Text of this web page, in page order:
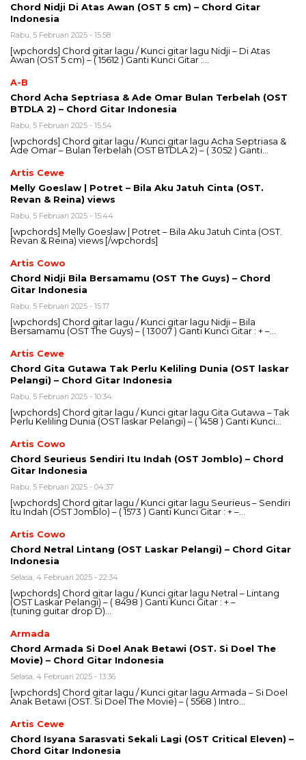
Chord Nidji Di Atas Awan (OST 5 cm) – Chord Gitar
Indonesia
Rabu, 5 Februari 2025 - 15:58
[wpchords] Chord gitar lagu / Kunci gitar lagu Nidji – Di Atas
Awan (OST 5 cm) – ( 15612 ) Ganti Kunci Gitar :…
A-B
Chord Acha Septriasa & Ade Omar Bulan Terbelah (OST
BTDLA 2) – Chord Gitar Indonesia
Rabu, 5 Februari 2025 - 15:54
[wpchords] Chord gitar lagu / Kunci gitar lagu Acha Septriasa &
Ade Omar – Bulan Terbelah (OST BTDLA 2) – ( 3052 ) Ganti…
Artis Cewe
Melly Goeslaw | Potret – Bila Aku Jatuh Cinta (OST.
Revan & Reina) views
Rabu, 5 Februari 2025 - 15:44
[wpchords] Melly Goeslaw | Potret – Bila Aku Jatuh Cinta (OST.
Revan & Reina) views [/wpchords]
Artis Cowo
Chord Nidji Bila Bersamamu (OST The Guys) – Chord
Gitar Indonesia
Rabu, 5 Februari 2025 - 15:17
[wpchords] Chord gitar lagu / Kunci gitar lagu Nidji – Bila
Bersamamu (OST The Guys) – ( 13007 ) Ganti Kunci Gitar : + –…
Artis Cewe
Chord Gita Gutawa Tak Perlu Keliling Dunia (OST laskar
Pelangi) – Chord Gitar Indonesia
Rabu, 5 Februari 2025 - 10:34
[wpchords] Chord gitar lagu / Kunci gitar lagu Gita Gutawa – Tak
Perlu Keliling Dunia (OST laskar Pelangi) – ( 1458 ) Ganti Kunci…
Artis Cowo
Chord Seurieus Sendiri Itu Indah (OST Jomblo) – Chord
Gitar Indonesia
Rabu, 5 Februari 2025 - 04:37
[wpchords] Chord gitar lagu / Kunci gitar lagu Seurieus – Sendiri
Itu Indah (OST Jomblo) – ( 1573 ) Ganti Kunci Gitar : + –…
Artis Cowo
Chord Netral Lintang (OST Laskar Pelangi) – Chord Gitar
Indonesia
Selasa, 4 Februari 2025 - 22:34
[wpchords] Chord gitar lagu / Kunci gitar lagu Netral – Lintang
(OST Laskar Pelangi) – ( 8498 ) Ganti Kunci Gitar : + –
(tuning guitar drop D)…
Armada
Chord Armada Si Doel Anak Betawi (OST. Si Doel The
Movie) – Chord Gitar Indonesia
Selasa, 4 Februari 2025 - 13:36
[wpchords] Chord gitar lagu / Kunci gitar lagu Armada – Si Doel
Anak Betawi (OST. Si Doel The Movie) – ( 5568 ) Intro…
Artis Cewe
Chord Isyana Sarasvati Sekali Lagi (OST Critical Eleven) –
Chord Gitar Indonesia